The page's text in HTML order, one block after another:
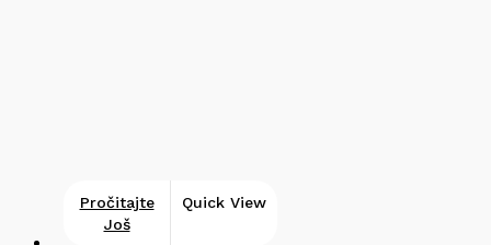
Pročitajte
Još
Quick View